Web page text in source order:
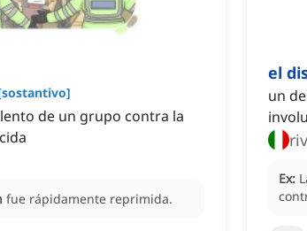
sostantivo]
de un grupo contra la
fue rápidamente reprimida.
el
un
Ex: